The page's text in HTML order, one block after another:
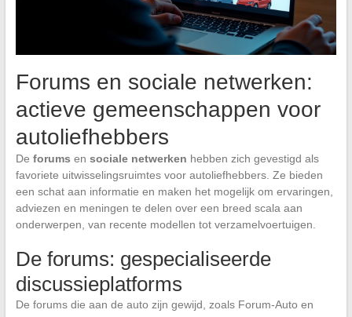
Forums en sociale netwerken:
actieve gemeenschappen voor
autoliefhebbers
De forums en sociale netwerken hebben zich gevestigd als
favoriete uitwisselingsruimtes voor autoliefhebbers. Ze bieden
een schat aan informatie en maken het mogelijk om ervaringen,
adviezen en meningen te delen over een breed scala aan
onderwerpen, van recente modellen tot verzamelvoertuigen.
De forums: gespecialiseerde
discussieplatforms
De forums die aan de auto zijn gewijd, zoals Forum-Auto en